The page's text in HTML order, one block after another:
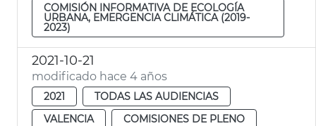
COMISIÓN INFORMATIVA DE ECOLOGÍA
URBANA, EMERGENCIA CLIMÁTICA (2019-
2023)
2021-10-21
modificado hace 4 años
2021
TODAS LAS AUDIENCIAS
VALENCIA
COMISIONES DE PLENO